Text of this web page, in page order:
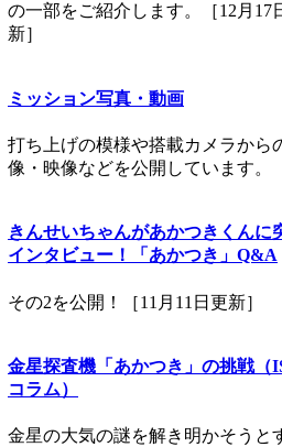
の一部をご紹介します。［12月17
新］
ミッション写真・動画
打ち上げの模様や搭載カメラから
像・映像などを公開しています。
きんせいちゃんがあかつきくんに
インタビュー！「あかつき」Q&A
その2を公開！［11月11日更新］
金星探査機「あかつき」の挑戦（
コラム）
金星の大気の謎を解き明かそうと